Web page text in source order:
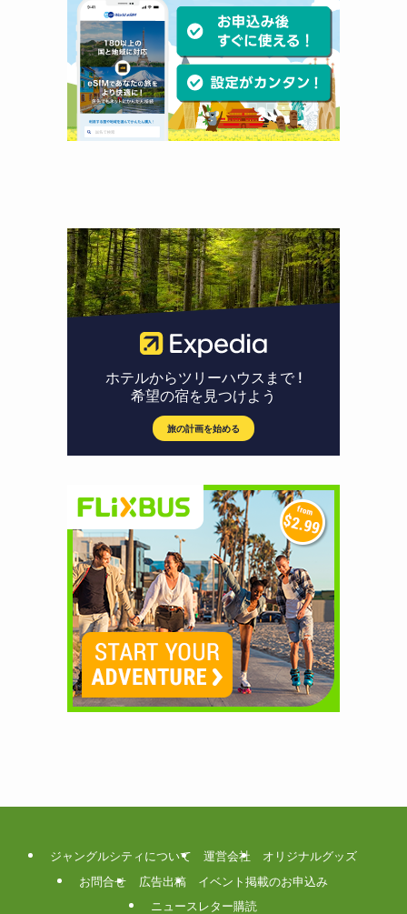
ジャングルシティについて 運営会社
オリジナルグッズ
お問合せ
広告出稿
イベント掲載のお申込み
ニュースレター購読